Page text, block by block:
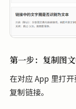
第一步：复制图
在对应 App 里打
复制链接。